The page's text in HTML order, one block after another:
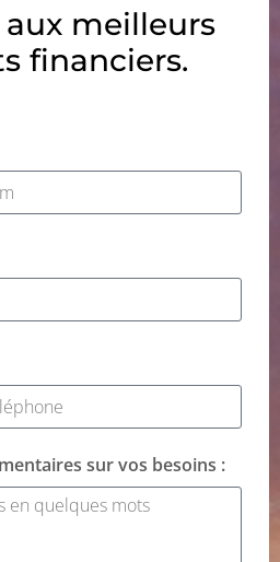
meilleurs
financiers.
sur vos besoins :